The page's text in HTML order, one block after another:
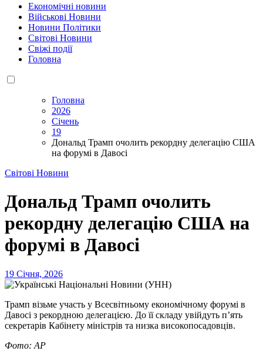
Економічні новини
Військові Новини
Новини Політики
Світові Новини
Свіжі події
Головна
Головна
2026
Січень
19
Дональд Трамп очолить рекордну делегацію США
на форумі в Давосі
Світові Новини
Дональд Трамп очолить
рекордну делегацію США на
форумі в Давосі
19 Січня, 2026
Трамп візьме участь у Всесвітньому економічному форумі в
Давосі з рекордною делегацією. До її складу увійдуть п’ять
секретарів Кабінету міністрів та низка високопосадовців.
Фото: AP